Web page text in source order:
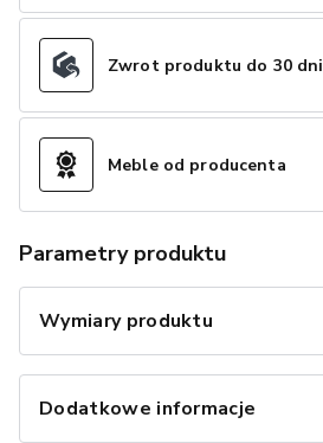
Zwrot produktu do 30 dni
Meble od producenta
Parametry produktu
Wymiary produktu
Dodatkowe informacje